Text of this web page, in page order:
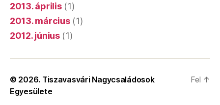
2013. április(1)
2013. március(1)
2012. június(1)
© 2026. Tiszavasvári Nagycsaládosok
Egyesülete
Fel ↑